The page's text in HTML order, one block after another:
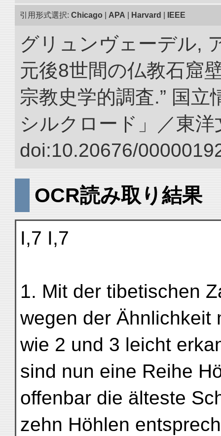
引用形式選択: Chicago APA Harvard IEEE
グリュンヴェーデル,
元後8世間の仏教石窟
宗教史学的調査.” 国
シルクロード」／東洋
doi:10.20676/
OCR読み取り結果
I,7 I,7
1. Mit der tibetischen
wegen der Ähnlichkeit
wie 2 und 3 leicht
sind nun eine Reihe
offenbar die älteste
zehn Höhlen